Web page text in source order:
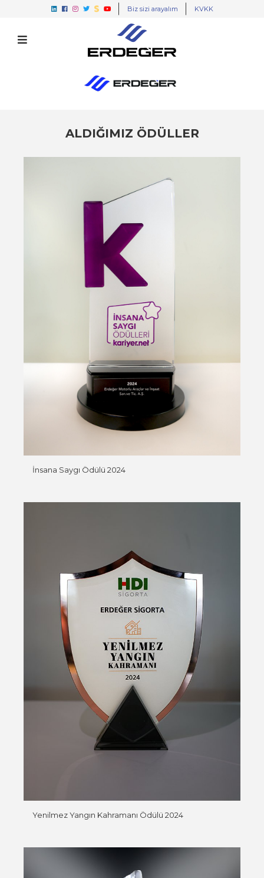
Biz sizi arayalım KVKK
ALDIĞIMIZ ÖDÜLLER
İnsana Saygı Ödülü 2024
Yenilmez Yangın Kahramanı Ödülü 2024